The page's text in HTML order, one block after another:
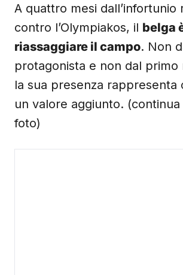
A quattro mesi dall’infortunio
contro l’Olympiakos, il belga
riassaggiare il campo. Non
protagonista e non dal primo
la sua presenza rappresenta
un valore aggiunto.
foto)